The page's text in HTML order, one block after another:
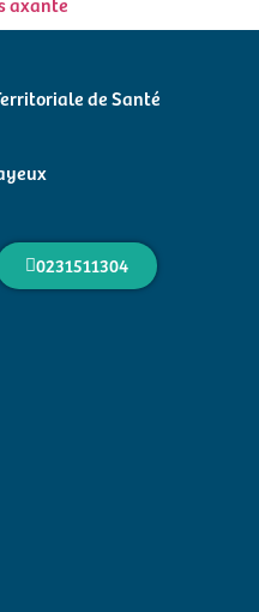
de Santé
0231511304